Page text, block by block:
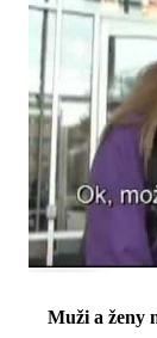
Muži a ženy